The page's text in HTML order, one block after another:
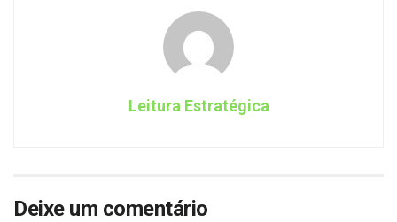
Leitura Estratégica
Deixe um comentário